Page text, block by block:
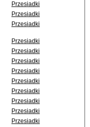
Przesiadki
Przesiadki
Przesiadki
Przesiadki
Przesiadki
Przesiadki
Przesiadki
Przesiadki
Przesiadki
Przesiadki
Przesiadki
Przesiadki